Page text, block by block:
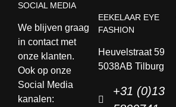
SOCIAL MEDIA
We blijven graag
in contact met
onze klanten.
Ook op onze
Social Media
kanalen:
EEKELAAR EYE
FASHION
Heuvelstraat 59
5038AB Tilburg
+31 (0)13